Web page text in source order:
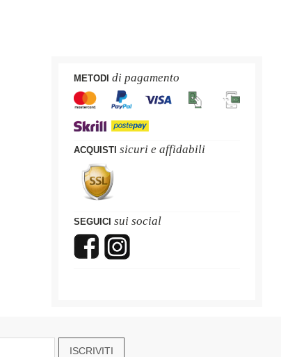
METODIdi pagamento
ACQUISTIsicuri e affidabili
SEGUICIsui social
ISCRIVITI